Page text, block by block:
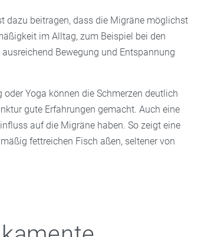
dazu beitragen, dass die Migräne möglichst
im Alltag, zum Beispiel bei den
Bewegung und Entspannung
Yoga können die Schmerzen deutlich
gute Erfahrungen gemacht. Auch eine
auf die Migräne haben. So zeigt eine
fettreichen Fisch aßen, seltener von